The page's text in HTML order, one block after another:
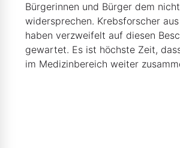
Bürgerinnen und Bürger dem nicht
widersprechen. Krebsforscher
haben verzweifelt auf diesen
gewartet. Es ist höchste Zeit,
im Medizinbereich weiter